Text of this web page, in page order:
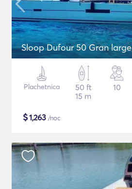
Sloop Dufour 50 Gran large
Plachetnica
50 ft
15 m
10
$1,263 /noc